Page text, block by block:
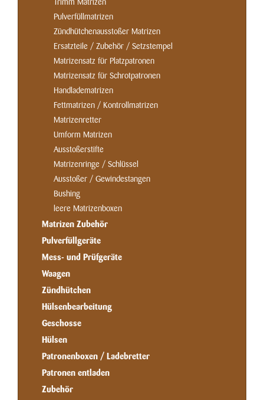
Trimm Matrizen
Pulverfüllmatrizen
Zündhütchenausstoßer Matrizen
Ersatzteile / Zubehör / Setzstempel
Matrizensatz für Platzpatronen
Matrizensatz für Schrotpatronen
Handladematrizen
Fettmatrizen / Kontrollmatrizen
Matrizenretter
Umform Matrizen
Ausstoßerstifte
Matrizenringe / Schlüssel
Ausstoßer / Gewindestangen
Bushing
leere Matrizenboxen
Matrizen Zubehör
Pulverfüllgeräte
Mess- und Prüfgeräte
Waagen
Zündhütchen
Hülsenbearbeitung
Geschosse
Hülsen
Patronenboxen / Ladebretter
Patronen entladen
Zubehör